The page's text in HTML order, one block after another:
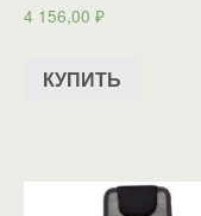
4 156,00 ₽
КУПИТЬ